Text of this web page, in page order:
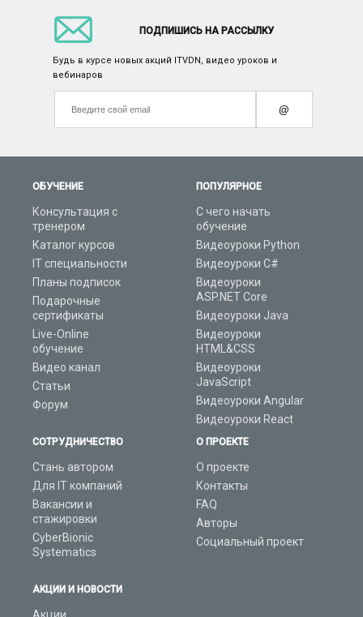
ОБУЧЕНИЕ
Консультация с
тренером
Каталог курсов
IT специальности
Планы подписок
Подарочные
сертификаты
Live-Online
обучение
Видео канал
Статьи
Форум
ПОПУЛЯРНОЕ
С чего начать
обучение
Видеоуроки Python
Видеоуроки C#
Видеоуроки
ASP.NET Core
Видеоуроки Java
Видеоуроки
HTML&CSS
Видеоуроки
JavaScript
Видеоуроки Angular
Видеоуроки React
СОТРУДНИЧЕСТВО
Стань автором
Для IT компаний
Вакансии и
стажировки
CyberBionic
Systematics
АКЦИИ И НОВОСТИ
О ПРОЕКТЕ
О проекте
Контакты
FAQ
Авторы
Социальный проект
ПОДПИШИСЬ НА РАССЫЛКУ
Будь в курсе новых акций ITVDN, видео уроков и
вебинаров
@